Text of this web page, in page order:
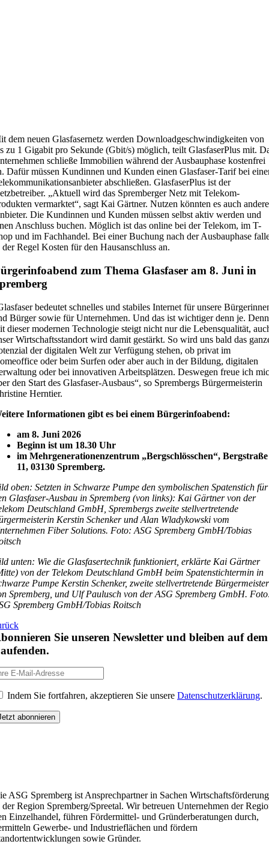
dem neuen Glasfasernetz werden Downloadgeschwindigkeiten von
zu 1 Gigabit pro Sekunde (Gbit/s) möglich, teilt GlasfaserPlus mit.
schließe Immobilien während der Ausbauphase kostenfrei
Dafür müssen Kundinnen und Kunden einen Glasfaser-Tarif bei
abschließen. GlasfaserPlus ist der
„Aktuell wird das Spremberger Netz mit Telekom-
vermarktet“, sagt Kai Gärtner. Nutzen könnten es auch andere
Die Kundinnen und Kunden müssen selbst aktiv werden und
Anschluss buchen. Möglich ist das online bei der Telekom, im T-
und im Fachhandel. Bei einer Buchung nach der Ausbauphase
der Regel Kosten für den Hausanschluss an.
zum Thema Glasfaser am 8. Juni in
bedeutet schnelles und stabiles Internet für unsere
Bürger sowie für Unternehmen. Und das ist wichtiger denn je. Denn
dieser modernen Technologie steigt nicht nur die Lebensqualität,
Wirtschaftsstandort wird damit gestärkt. So wird uns bald das
der digitalen Welt zur Verfügung stehen, ob privat im
oder beim Surfen oder aber auch in der Bildung, digitalen
oder bei innovativen Arbeitsplätzen. Deswegen freue ich
den Start des Glasfaser-Ausbaus“, so Sprembergs Bürgermeisterin
Herntier.
Informationen gibt es bei einem Bürgerinfoabend:
am 8. Juni 2026
Beginn ist um 18.30 Uhr
im Mehrgenerationenzentrum „Bergschlösschen“, Bergstraße
11, 03130 Spremberg.
oben: Setzten in Schwarze Pumpe den symbolischen Spatenstich für
Glasfaser-Ausbau in Spremberg (von links): Kai Gärtner von der
Deutschland GmbH, Sprembergs zweite stellvertretende
Kerstin Schenker und Alan Wladykowski vom
Fiber Solutions. Foto: ASG Spremberg GmbH/Tobias
unten: Wie die Glasfasertechnik funktioniert, erklärte Kai Gärtner
von der Telekom Deutschland GmbH beim Spatenstichtermin in
Pumpe Kerstin Schenker, zweite stellvertretende
Spremberg, und Ulf Paulusch von der ASG Spremberg GmbH.
Spremberg GmbH/Tobias Roitsch
Sie unseren Newsletter und bleiben auf dem
Indem Sie fortfahren, akzeptieren Sie unsere Datenschutzerklärung.
ASG Spremberg ist Ansprechpartner in Sachen Wirtschaftsförderung
der Region Spremberg/Spreetal. Wir betreuen Unternehmen der
Einzelhandel, führen Fördermittel- und Gründerberatungen durch,
Gewerbe- und Industrieflächen und fördern
sowie Gründer.